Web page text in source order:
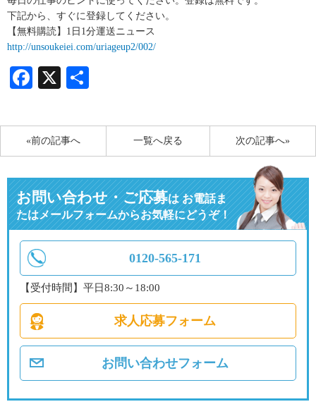
下記から、すぐに登録してください。
【無料購読】1日1分運送ニュース
http://unsoukeiei.com/uriageup2/002/
Facebook
X
«前の記事へ 次の記事へ»
一覧へ戻る
お問い合わせ・ご応募はお電話ま
たはメールフォームからお気軽にどうぞ！
0120-565-171
【受付時間】平日8:30～18:00
求人応募フォーム
お問い合わせフォーム